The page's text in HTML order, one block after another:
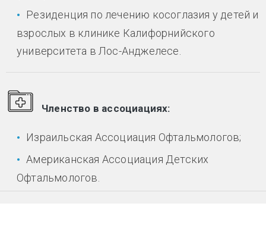
Резиденция по лечению косоглазия у детей и
взрослых в клинике Калифорнийского
университета в Лос-Анджелесе.
Членство в ассоциациях:
Израильская Ассоциация Офтальмологов;
Американская Ассоциация Детских
Офтальмологов.